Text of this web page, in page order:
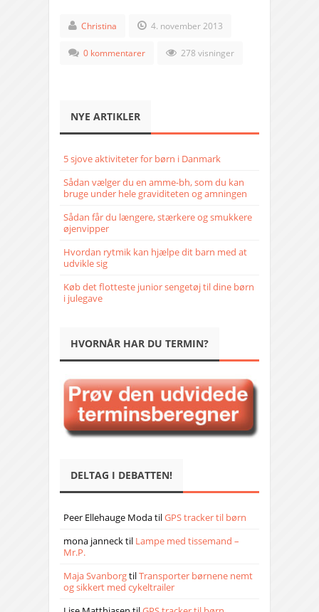
Christina 4. november 2013
0 kommentarer 278 visninger
NYE ARTIKLER
5 sjove aktiviteter for børn i Danmark
Sådan vælger du en amme-bh, som du kan
bruge under hele graviditeten og amningen
Sådan får du længere, stærkere og smukkere
øjenvipper
Hvordan rytmik kan hjælpe dit barn med at
udvikle sig
Køb det flotteste junior sengetøj til dine børn
i julegave
HVORNÅR HAR DU TERMIN?
DELTAG I DEBATTEN!
Peer Ellehauge ModatilGPS tracker til børn
mona jannecktil Lampe med tissemand –
Mr.P.
Maja SvanborgtilTransporter børnene nemt
og sikkert med cykeltrailer